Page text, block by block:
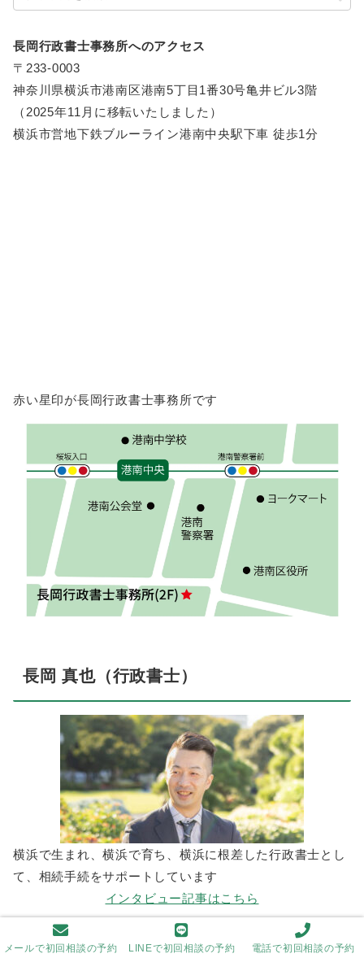
長岡行政書士事務所へのアクセス
〒233-0003
神奈川県横浜市港南区港南5丁目1番30号亀井ビル3階
（2025年11月に移転いたしました）
横浜市営地下鉄ブルーライン港南中央駅下車 徒歩1分
赤い星印が長岡行政書士事務所です
長岡 真也（行政書士）
横浜で生まれ、横浜で育ち、横浜に根差した行政書士とし
て、相続手続をサポートしています
インタビュー記事はこちら
メールで初回相談の予約 LINEで初回相談の予約 電話で初回相談の予約